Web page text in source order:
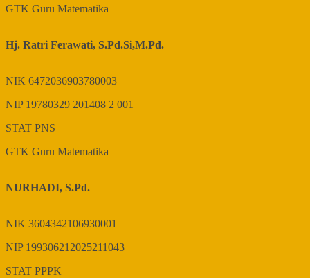
GTK Guru Matematika
Hj. Ratri Ferawati, S.Pd.Si,M.Pd.
NIK 6472036903780003
NIP 19780329 201408 2 001
STAT PNS
GTK Guru Matematika
NURHADI, S.Pd.
NIK 3604342106930001
NIP 199306212025211043
STAT PPPK